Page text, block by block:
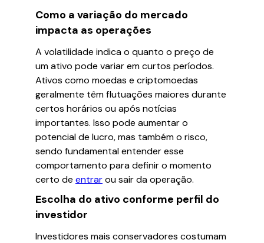
Como a variação do mercado
impacta as operações
A volatilidade indica o quanto o preço de
um ativo pode variar em curtos períodos.
Ativos como moedas e criptomoedas
geralmente têm flutuações maiores durante
certos horários ou após notícias
importantes. Isso pode aumentar o
potencial de lucro, mas também o risco,
sendo fundamental entender esse
comportamento para definir o momento
certo de entrarou sair da operação.
Escolha do ativo conforme perfil do
investidor
Investidores mais conservadores costumam